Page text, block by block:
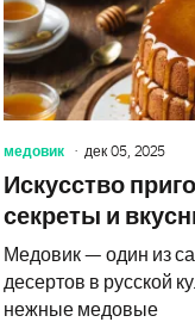
медовик дек 05, 2025
Искусство
секреты и
Медовик — один из
десертов в русской
нежные медовые